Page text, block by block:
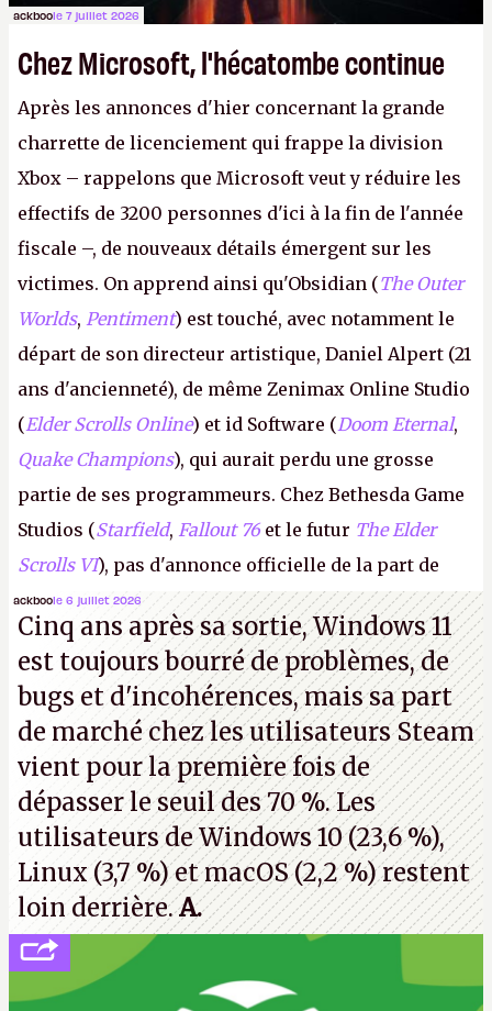
ackboole 7 juillet 2026
Chez Microsoft, l'hécatombe continue
Après les annonces d'hier concernant la grande
charrette de licenciement qui frappe la division
Xbox – rappelons que Microsoft veut y réduire les
effectifs de 3200 personnes d'ici à la fin de l'année
fiscale –, de nouveaux détails émergent sur les
victimes. On apprend ainsi qu'Obsidian (The Outer
Worlds, Pentiment) est touché, avec notamment le
départ de son directeur artistique, Daniel Alpert (21
ans d'ancienneté), de même Zenimax Online Studio
(Elder Scrolls Online) et id Software (Doom Eternal,
Quake Champions), qui aurait perdu une grosse
partie de ses programmeurs. Chez Bethesda Game
Studios (Starfield, Fallout 76 et le futur The Elder
Scrolls VI), pas d'annonce officielle de la part de
Microsoft, mais le syndicat des employés confirme
de nombreux licenciements.A.
ackboole 6 juillet 2026
Cinq ans après sa sortie, Windows 11
est toujours bourré de problèmes, de
bugs et d'incohérences, mais sa part
de marché chez les utilisateurs Steam
vient pour la première fois de
dépasser le seuil des 70 %. Les
utilisateurs de Windows 10 (23,6 %),
Linux (3,7 %) et macOS (2,2 %) restent
loin derrière.A.